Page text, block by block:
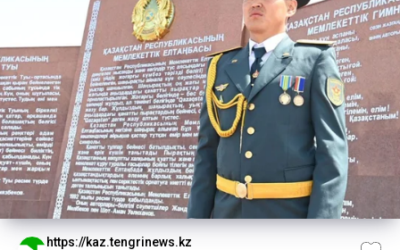
https://kaz.tengrinews.kz